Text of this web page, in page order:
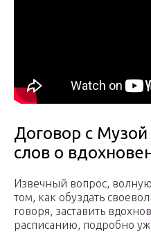
Договор с Музой
слов о
Извечный вопрос,
том, как обуздать
говоря, заставить
расписанию, подробно